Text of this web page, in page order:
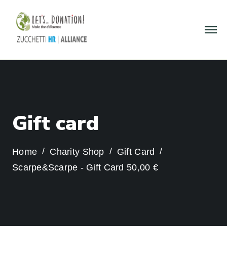
Gift card
Home Charity Shop
Gift Card
Scarpe&Scarpe - Gift Card 50,00 €